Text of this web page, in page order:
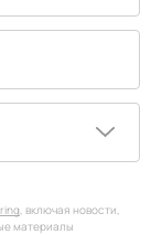
, включая новости,
материалы